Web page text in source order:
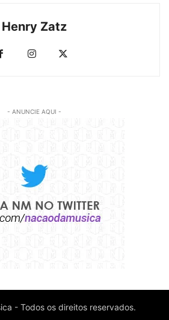
Henry Zatz
- ANUNCIE AQUI -
- Todos os direitos reservados.